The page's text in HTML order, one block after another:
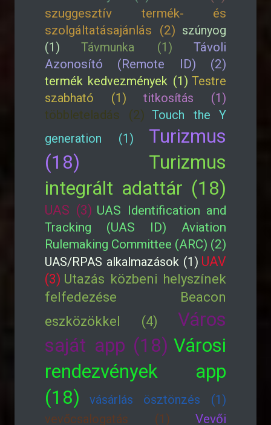
szuggesztív termék- és
szolgáltatásajánlás (2) szúnyog
(1)
Távmunka (1)
Távoli
Azonosító (Remote ID) (2)
termék kedvezmények (1) Testre
szabható (1)
titkosítás (1)
többleteladás (2) Touch the Y
generation (1)
Turizmus
(18)
Turizmus
integrált adattár (18)
UAS (3) UAS Identification and
Tracking (UAS ID) Aviation
Rulemaking Committee (ARC) (2)
UAS/RPAS alkalmazások (1) UAV
(3) Utazás közbeni helyszínek
felfedezése Beacon
eszközökkel (4)
Város
saját app (18) Városi
rendezvények app
(18)
vásárlás ösztönzés (1)
vevőcsalogatás (1)
Vevői